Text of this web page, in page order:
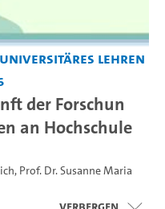
Lehren
der Forschun
an Hochschule
, Prof. Dr. Susanne Maria